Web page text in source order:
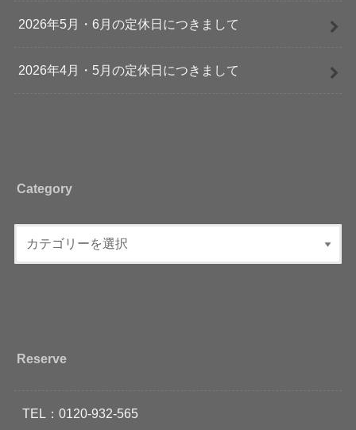
2026年5月・6月の定休日につきまして
2026年4月・5月の定休日につきまして
Category
Reserve
TEL：0120-932-565